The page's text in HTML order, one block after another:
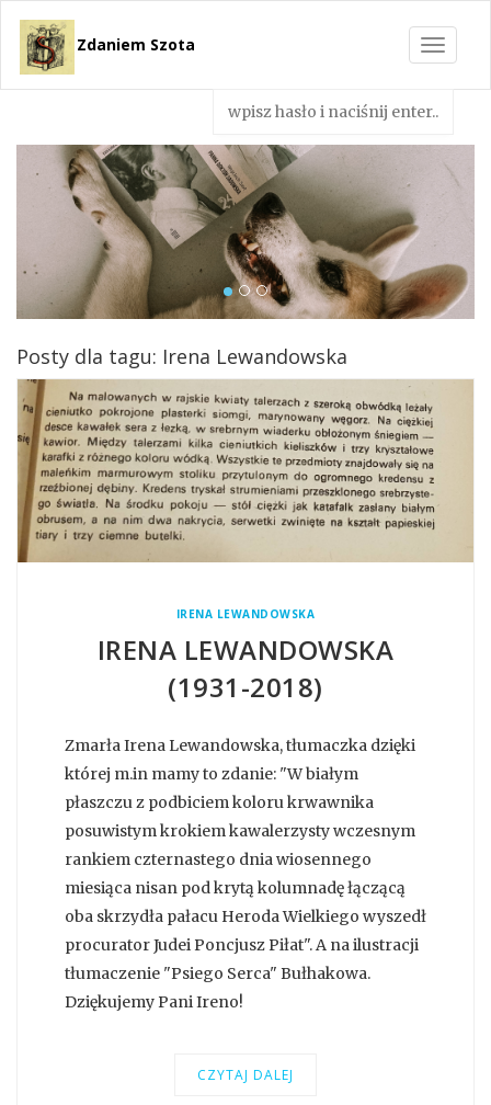
Toggle
Zdaniem Szota
Posty dla tagu: Irena Lewandowska
IRENA LEWANDOWSKA
IRENA LEWANDOWSKA
(1931-2018)
Zmarła Irena Lewandowska, tłumaczka dzięki
której m.in mamy to zdanie: "W białym
płaszczu z podbiciem koloru krwawnika
posuwistym krokiem kawalerzysty wczesnym
rankiem czternastego dnia wiosennego
miesiąca nisan pod krytą kolumnadę łączącą
oba skrzydła pałacu Heroda Wielkiego wyszedł
procurator Judei Poncjusz Piłat". A na ilustracji
tłumaczenie "Psiego Serca" Bułhakowa.
Dziękujemy Pani Ireno!
CZYTAJ DALEJ